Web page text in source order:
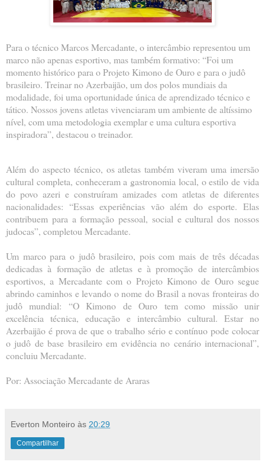
Para o técnico Marcos Mercadante, o intercâmbio representou um
marco não apenas esportivo, mas também formativo: “Foi um
momento histórico para o Projeto Kimono de Ouro e para o judô
brasileiro. Treinar no Azerbaijão, um dos polos mundiais da
modalidade, foi uma oportunidade única de aprendizado técnico e
tático. Nossos jovens atletas vivenciaram um ambiente de altíssimo
nível, com uma metodologia exemplar e uma cultura esportiva
inspiradora”, destacou o treinador.
Além do aspecto técnico, os atletas também viveram uma imersão
cultural completa, conheceram a gastronomia local, o estilo de vida
do povo azeri e construíram amizades com atletas de diferentes
nacionalidades: “Essas experiências vão além do esporte. Elas
contribuem para a formação pessoal, social e cultural dos nossos
judocas”, completou Mercadante.
Um marco para o judô brasileiro, pois com mais de três décadas
dedicadas à formação de atletas e à promoção de intercâmbios
esportivos, a Mercadante com o Projeto Kimono de Ouro segue
abrindo caminhos e levando o nome do Brasil a novas fronteiras do
judô mundial: “O Kimono de Ouro tem como missão unir
excelência técnica, educação e intercâmbio cultural. Estar no
Azerbaijão é prova de que o trabalho sério e contínuo pode colocar
o judô de base brasileiro em evidência no cenário internacional”,
concluiu Mercadante.
Por: Associação Mercadante de Araras
Everton Monteiro às 20:29
Compartilhar